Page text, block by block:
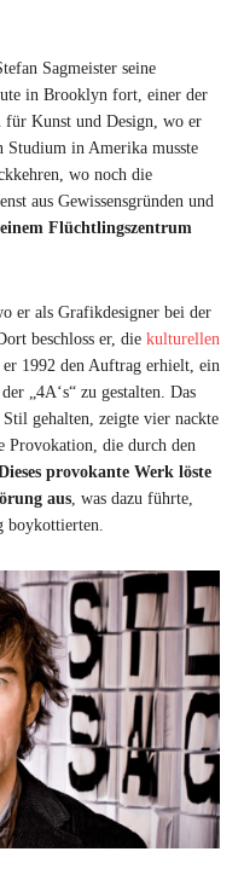
Sagmeister seine
in Brooklyn fort, einer der
für Kunst und Design, wo er
Studium in Amerika musste
wo noch die
aus Gewissensgründen und
Flüchtlingszentrum
er als Grafikdesigner bei der
beschloss er, die kulturellen
1992 den Auftrag erhielt, ein
„4A‘s“ zu gestalten. Das
gehalten, zeigte vier nackte
Provokation, die durch den
provokante Werk löste
aus, was dazu führte,
boykottierten.